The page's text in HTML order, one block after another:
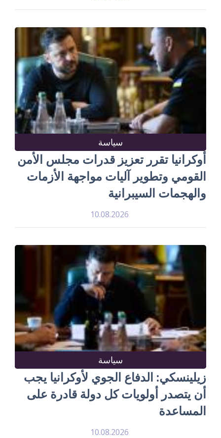
سياسة
أوكرانيا تقرر تعزيز قدرات مجلس الأمن
القومي وتطوير آليات مواجهة الأزمات
والهجمات السيبرانية
10.08.2026
سياسة
زيلينسكي: الدفاع الجوي لأوكرانيا يجب
أن يتصدر أولويات كل دولة قادرة على
المساعدة
10.08.2026